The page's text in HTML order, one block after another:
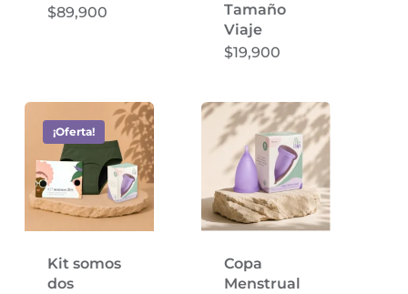
$89,900
Tamaño
Viaje
$19,900
¡Oferta!
Kit somos
dos
Copa
Menstrual